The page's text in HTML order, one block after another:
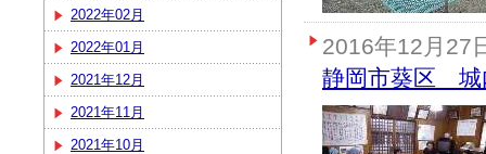
2022年02月
2022年01月
2021年12月
2021年11月
2021年10月
2016年12月27
静岡市葵区 城